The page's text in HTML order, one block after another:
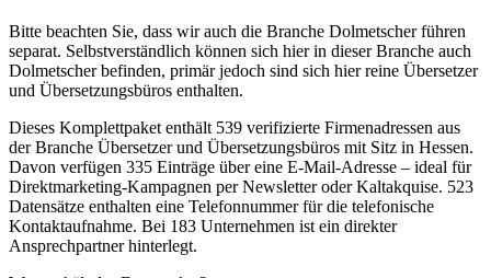
Bitte beachten Sie, dass wir auch die Branche Dolmetscher führen
separat. Selbstverständlich können sich hier in dieser Branche auch
Dolmetscher befinden, primär jedoch sind sich hier reine Übersetzer
und Übersetzungsbüros enthalten.
Dieses Komplettpaket enthält 539 verifizierte Firmenadressen aus
der Branche Übersetzer und Übersetzungsbüros mit Sitz in Hessen.
Davon verfügen 335 Einträge über eine E-Mail-Adresse – ideal für
Direktmarketing-Kampagnen per Newsletter oder Kaltakquise. 523
Datensätze enthalten eine Telefonnummer für die telefonische
Kontaktaufnahme. Bei 183 Unternehmen ist ein direkter
Ansprechpartner hinterlegt.